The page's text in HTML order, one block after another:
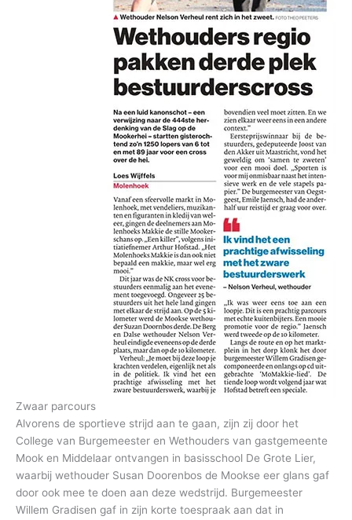
Zwaar parcours
Alvorens de sportieve strijd aan te gaan, zijn zij door het
College van Burgemeester en Wethouders van gastgemeente
Mook en Middelaar ontvangen in basisschool De Grote Lier,
waarbij wethouder Susan Doorenbos de Mookse eer glans gaf
door ook mee te doen aan deze wedstrijd. Burgemeester
Willem Gradisen gaf in zijn korte toespraak aan dat in